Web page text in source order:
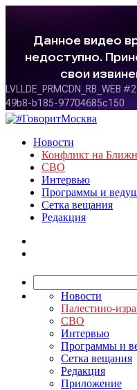
Новости
Конфликт на
СВО
Интервью
Программы и
Сетка вещания
Редакция
Новости
Палестино-
СВО
Интервью
Программы и
Сетка вещания
Редакция
Приложение